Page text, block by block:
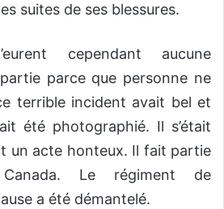
suites de ses blessures.
cependant aucune
parce que personne ne
terrible incident avait bel et
été photographié. Il s’était
un acte honteux. Il fait partie
Le régiment de
a été démantelé.